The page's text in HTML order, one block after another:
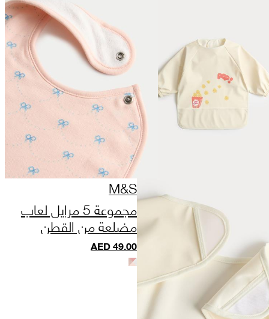
M&S
مجموعة 5 مرايل لعاب
مضلعة من القطن
بنقشة فيونكة
AED49.00